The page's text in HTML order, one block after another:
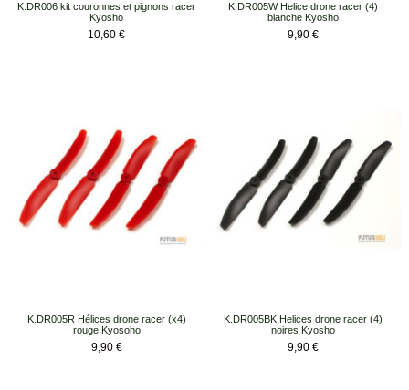
K.DR006 kit couronnes et pignons racer
Kyosho
Prix
10,60 €
K.DR005W Helice drone racer (4)
blanche Kyosho
Prix
9,90 €
K.DR005R Hélices drone racer (x4)
rouge Kyosoho
Prix
9,90 €
K.DR005BK Helices drone racer (4)
noires Kyosho
Prix
9,90 €